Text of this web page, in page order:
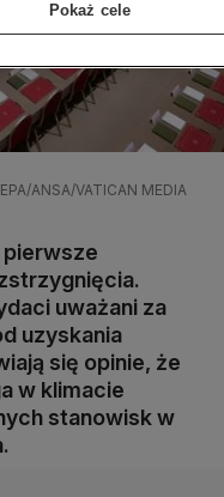
ANSA/VATICAN MEDIA
pierwsze
uważani za
uzyskania
się opinie, że
w klimacie
stanowisk w
Pokaż cele